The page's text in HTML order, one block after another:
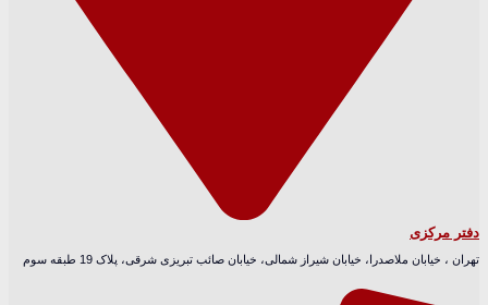
دفتر مرکزی
تهران ، خیابان ملاصدرا، خیابان شیراز شمالی، خیابان صائب تبریزی شرقی، پلاک 19 طبقه سوم